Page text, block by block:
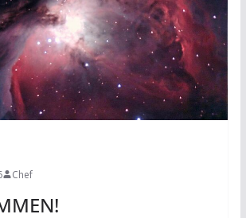
Chef